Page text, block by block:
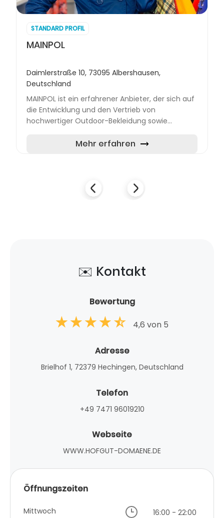
STANDARD PROFIL
MAINPOL
Daimlerstraße 10, 73095 Albershausen,
Deutschland
MAINPOL ist ein erfahrener Anbieter, der sich auf
die Entwicklung und den Vertrieb von
hochwertiger Outdoor-Bekleidung sowie
Standorten richtet sich das...
Mehr erfahren
✉️ Kontakt
Bewertung
4,6 von 5
Adresse
Brielhof 1, 72379 Hechingen, Deutschland
Telefon
+49 7471 96019210
Webseite
WWW.HOFGUT-DOMAENE.DE
Öffnungszeiten
Mittwoch
16:00 - 22:00